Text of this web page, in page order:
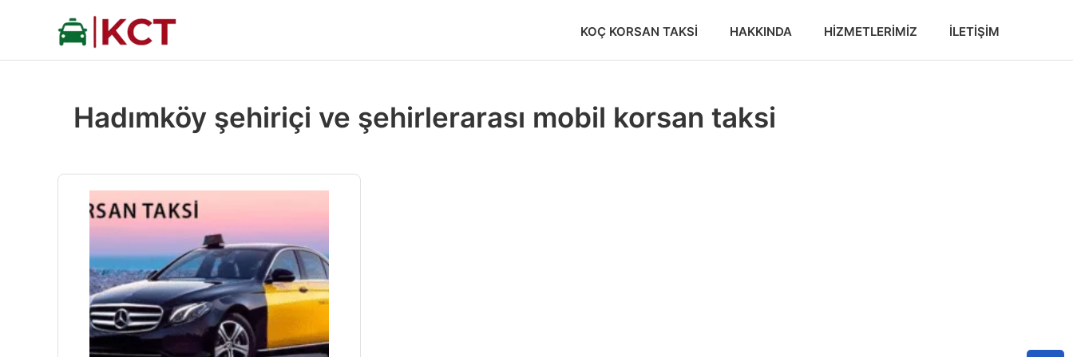
KOÇ KORSAN TAKSI HAKKINDA HIZMETLERIMIZ İLETIŞIM
Hadımköy şehiriçi ve şehirlerarası mobil korsan taksi